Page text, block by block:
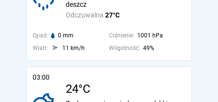
Odczuwalna 27°C
deszcz
Opad: 0 mm Ciśnienie: 1001 hPa
Wiatr:
11 km/h Wilgotność: 49%
03:00
24°C